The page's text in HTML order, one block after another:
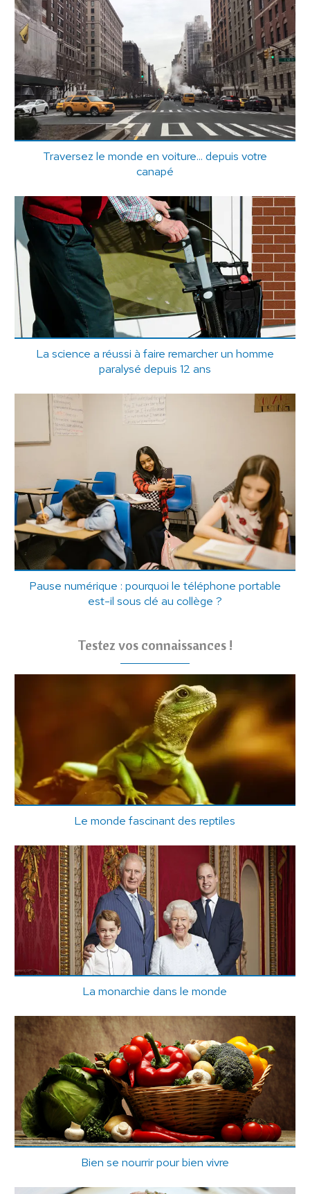
Traversez le monde en voiture... depuis votre
canapé
La science a réussi à faire remarcher un homme
paralysé depuis 12 ans
Pause numérique : pourquoi le téléphone portable
est-il sous clé au collège ?
Testez vos connaissances !
Le monde fascinant des reptiles
La monarchie dans le monde
Bien se nourrir pour bien vivre